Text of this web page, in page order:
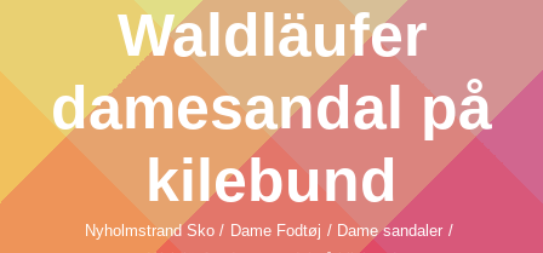
Waldläufer
damesandal på
kilebund
Nyholmstrand Sko Dame Fodtøj
Dame sandaler